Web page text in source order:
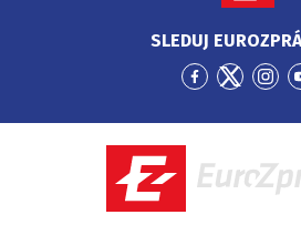
SLEDUJ
Přejít
Facebook
Přejít
Twitter